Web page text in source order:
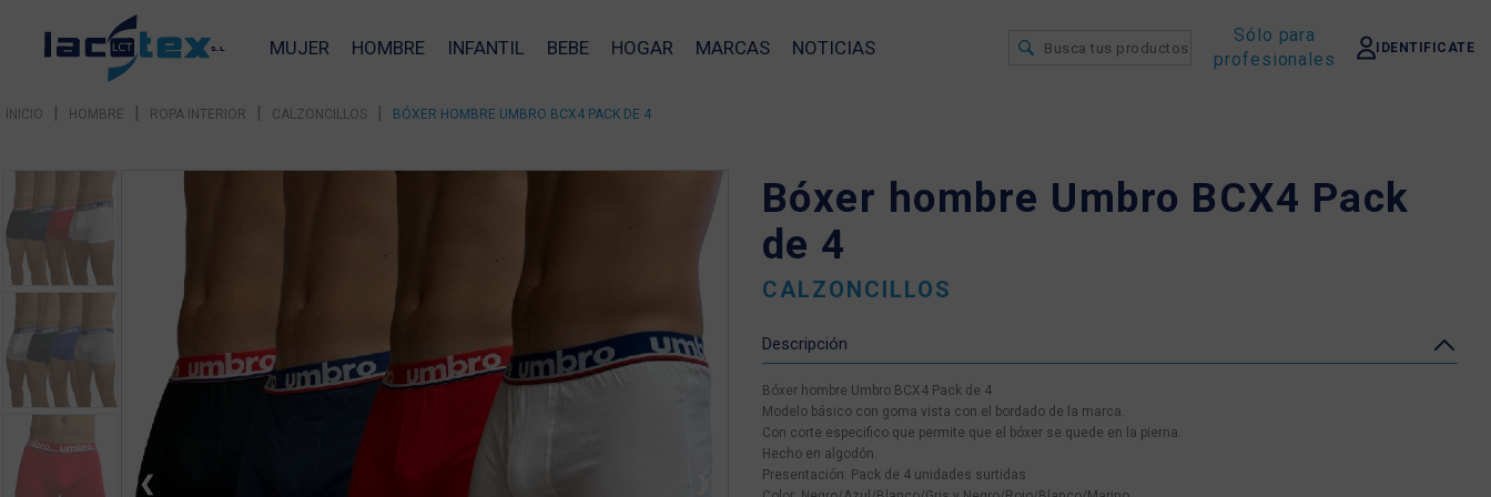
MUJER HOMBRE INFANTIL BEBE HOGAR MARCAS NOTICIAS
Sólo para
profesionales
IDENTIFICATE
INICIO | HOMBRE | ROPA INTERIOR | CALZONCILLOS | BÓXER HOMBRE UMBRO BCX4 PACK DE 4
❮
Bóxer hombre Umbro BCX4 Pack
de 4
CALZONCILLOS
Descripción
Bóxer hombre Umbro BCX4 Pack de 4
Modelo básico con goma vista con el bordado de la marca.
Con corte especifico que permite que el bóxer se quede en la pierna.
Hecho en algodón.
Presentación: Pack de 4 unidades surtidas